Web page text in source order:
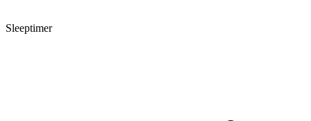
Sleeptimer